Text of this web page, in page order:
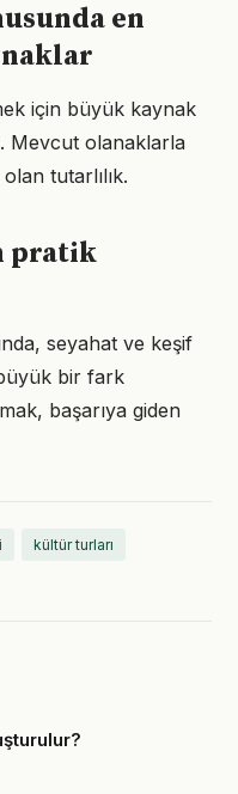
en
için büyük kaynak
Mevcut olanaklarla
tutarlılık.
pratik
seyahat ve keşif
bir fark
başarıya giden
kültür turları